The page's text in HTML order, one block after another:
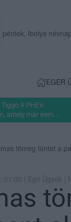
Ibolya névnap
EGER
9 PHEV
amely már nem...
tömeg tüntet a
01:00 | Egri Ügyek |